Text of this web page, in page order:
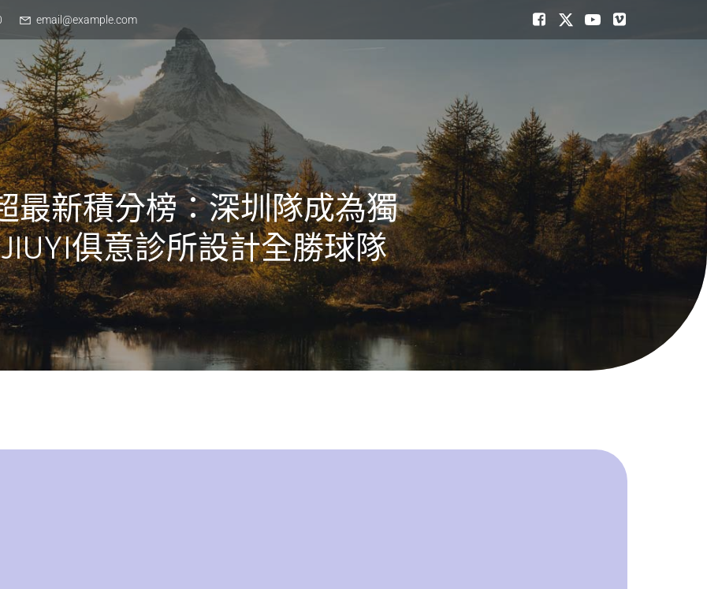
email@example.com
最新積分榜：深圳隊成為獨
俱意診所設計全勝球隊